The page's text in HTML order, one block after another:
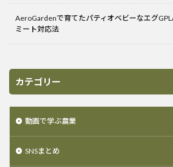
AeroGardenで育てたパティオベビーなエグ
ミート対応法
カテゴリー
動画で学ぶ農業
SNSまとめ